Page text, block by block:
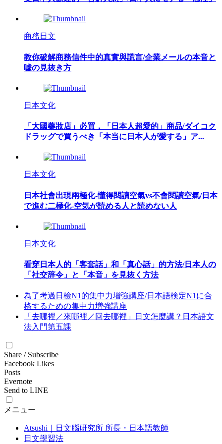
商務日文
教你破解商務信件中的真實與謊言/企業メールの本音と
嘘の見抜き方
日本文化
「大國藥妝店」必買，「日本人超愛的」商品/ダイコク
ドラッグで買うべき「本当に日本人が愛する」ア...
日本文化
日本社會出現兩極化-懂得閱讀空氣vs不會閱讀空氣/日本
で進む二極化-空気が読める人と読めない人
日本文化
看穿日本人的「客套話」和「真心話」的方法/日本人の
「社交辞令」と「本音」を見抜く方法
為了考過日檢N1的集中力增強講座/日本語検定N1に合
格するための集中力増強講座
「去哪裡／來哪裡／回去哪裡」日文怎麼講？日本語文
法入門第五課
Share / Subscribe
Facebook Likes
Posts
Evernote
Send to LINE
メニュー
Atsushi｜日文腦研究所 所長・日本語教師
日文學習法